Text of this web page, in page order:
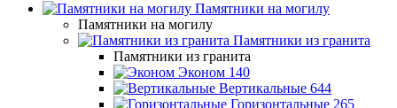
Памятники на могилу
Памятники на могилу
Памятники из гранита
Памятники из гранита
Эконом 140
Вертикальные 644
Горизонтальные 265